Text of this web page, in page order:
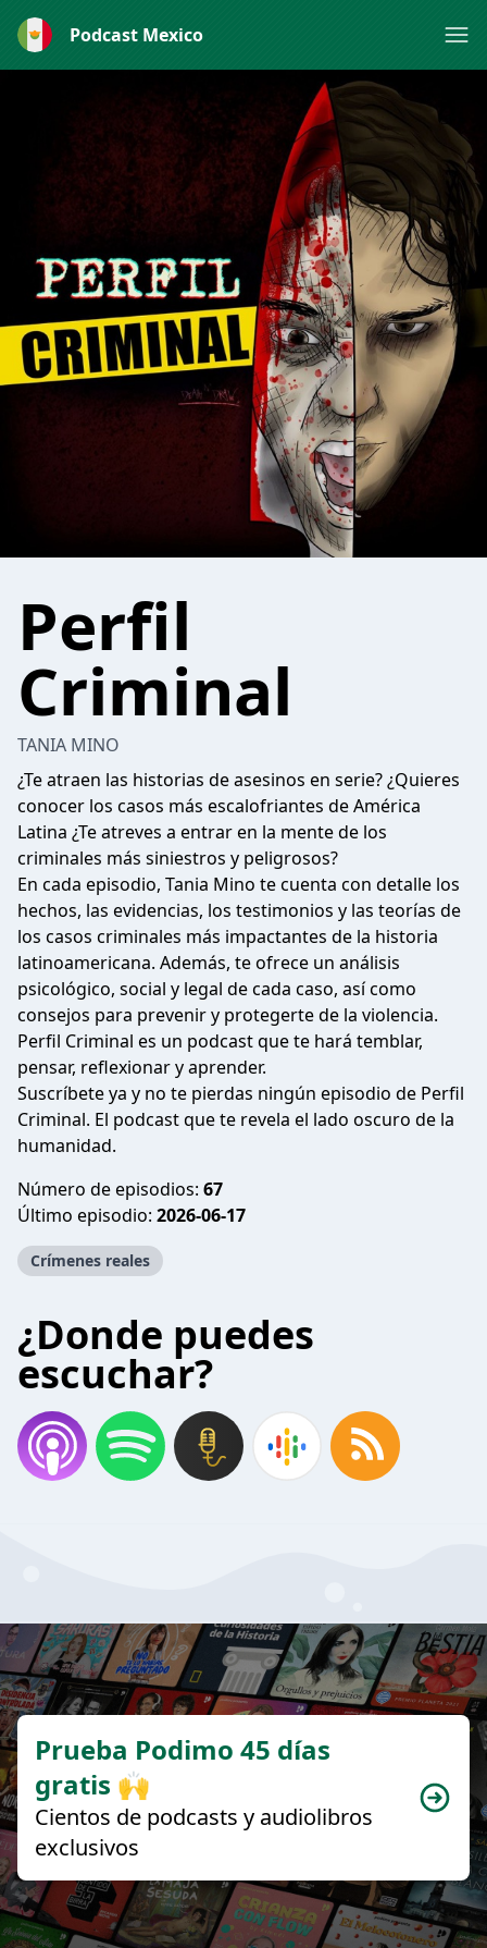
Podcast Mexico
Perfil
Criminal
TANIA MINO
¿Te atraen las historias de asesinos en serie? ¿Quieres
conocer los casos más escalofriantes de América
Latina ¿Te atreves a entrar en la mente de los
criminales más siniestros y peligrosos?
En cada episodio, Tania Mino te cuenta con detalle los
hechos, las evidencias, los testimonios y las teorías de
los casos criminales más impactantes de la historia
latinoamericana. Además, te ofrece un análisis
psicológico, social y legal de cada caso, así como
consejos para prevenir y protegerte de la violencia.
Perfil Criminal es un podcast que te hará temblar,
pensar, reflexionar y aprender.
Suscríbete ya y no te pierdas ningún episodio de Perfil
Criminal. El podcast que te revela el lado oscuro de la
humanidad.
Número de episodios: 67
Último episodio: 2026-06-17
Crímenes reales
¿Donde puedes
escuchar?
Prueba Podimo 45 días
gratis 🙌
Cientos de podcasts y audiolibros
exclusivos